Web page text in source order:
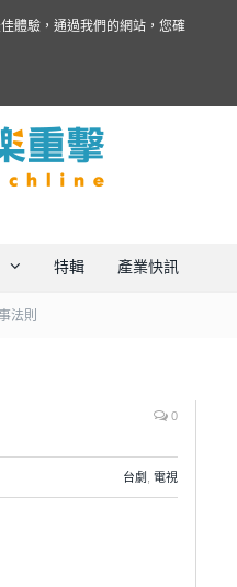
特輯 產業快訊
法則
0
台劇 電視
體驗，通過我們的網站，您確